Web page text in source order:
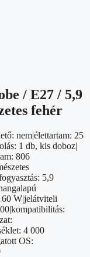
/ E27 / 5,9
fehér
nem|élettartam: 25
1 db, kis doboz|
806
5,9
60 W|jelátviteli
4 000
OS: